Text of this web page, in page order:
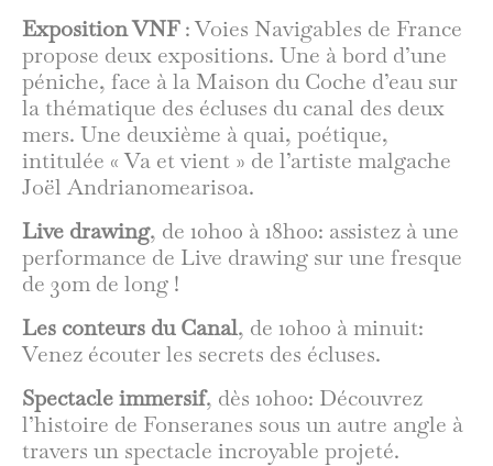
Exposition VNF: Voies Navigables de France
propose deux expositions. Une à bord d’une
péniche, face à la Maison du Coche d’eau sur
la thématique des écluses du canal des deux
mers. Une deuxième à quai, poétique,
intitulée « Va et vient » de l’artiste malgache
Joël Andrianomearisoa.
Live drawing, de 10h00 à 18h00: assistez à une
performance de Live drawing sur une fresque
de 30m de long !
Les conteurs du Canal, de 10h00 à minuit:
Venez écouter les secrets des écluses.
Spectacle immersif, dès 10h00: Découvrez
l’histoire de Fonseranes sous un autre angle à
travers un spectacle incroyable projeté.